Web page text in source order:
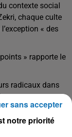
contexte social
, chaque culte
« des
» rapporte le
radicaux dans
« nous on
son côté les
de certains
notre priorité
sans accepter